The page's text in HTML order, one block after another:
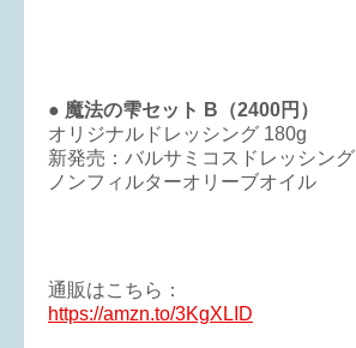
● 魔法の雫セット B（2400円）
オリジナルドレッシング 180g
新発売：バルサミコスドレッシング
ノンフィルターオリーブオイル
通販はこちら：
https://amzn.to/3KgXLID